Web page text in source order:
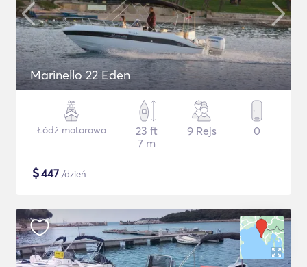
Marinello 22 Eden
Łódź motorowa
23 ft
7 m
9 Rejs 0
$447 /dzień